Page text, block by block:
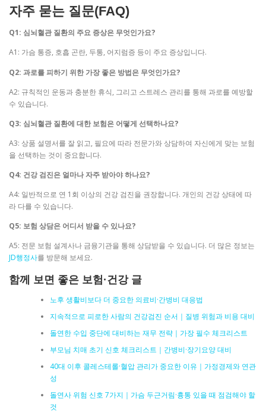
자주 묻는 질문(FAQ)
Q1: 심뇌혈관 질환의 주요 증상은 무엇인가요?
A1: 가슴 통증, 호흡 곤란, 두통, 어지럼증 등이 주요 증상입니다.
Q2: 과로를 피하기 위한 가장 좋은 방법은 무엇인가요?
A2: 규칙적인 운동과 충분한 휴식, 그리고 스트레스 관리를 통해 과로를 예방할
수 있습니다.
Q3: 심뇌혈관 질환에 대한 보험은 어떻게 선택하나요?
A3: 상품 설명서를 잘 읽고, 필요에 따라 전문가와 상담하여 자신에게 맞는 보험
을 선택하는 것이 중요합니다.
Q4: 건강 검진은 얼마나 자주 받아야 하나요?
A4: 일반적으로 연 1회 이상의 건강 검진을 권장합니다. 개인의 건강 상태에 따
라 다를 수 있습니다.
Q5: 보험 상담은 어디서 받을 수 있나요?
A5: 전문 보험 설계사나 금융기관을 통해 상담받을 수 있습니다. 더 많은 정보는
JD행정사를 방문해 보세요.
함께 보면 좋은 보험·건강 글
노후 생활비보다 더 중요한 의료비·간병비 대응법
지속적으로 피로한 사람의 건강검진 순서｜질병 위험과 비용 대비
돌연한 수입 중단에 대비하는 재무 전략｜가장 필수 체크리스트
부모님 치매 초기 신호 체크리스트｜간병비·장기요양 대비
40대 이후 콜레스테롤·혈압 관리가 중요한 이유｜가정경제와 연관
성
돌연사 위험 신호 7가지｜가슴 두근거림·흉통 있을 때 점검해야 할
것